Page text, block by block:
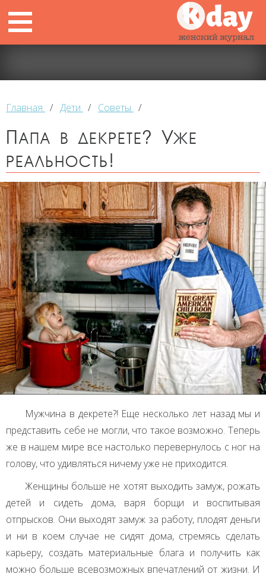
Главная / Дети / Советы /
Папа в декрете? Уже
реальность!
Мужчина в декрете?! Еще несколько лет назад мы и
представить себе не могли, что такое возможно. Теперь
же в нашем мире все настолько перевернулось с ног на
голову, что удивляться ничему уже не приходится.
Женщины больше не хотят выходить замуж, рожать
детей и сидеть дома, варя борщи и воспитывая
отпрысков. Они выходят замуж за работу, плодят деньги
и ни в коем случае не сидят дома, стремясь сделать
карьеру, создать материальные блага и получить как
можно больше всевозможных впечатлений от жизни. И